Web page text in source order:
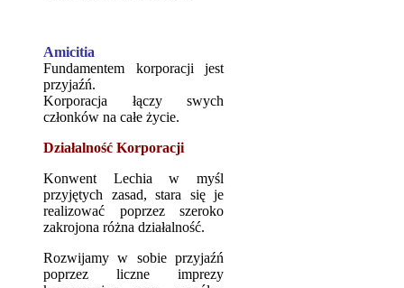
Amicitia
Fundamentem korporacji jest
przyjaźń.
Korporacja łączy swych
członków na całe życie.
Działalność Korporacji
Konwent Lechia w myśl
przyjętych zasad, stara się je
realizować poprzez szeroko
zakrojona różna działalność.
Rozwijamy w sobie przyjaźń
poprzez liczne imprezy